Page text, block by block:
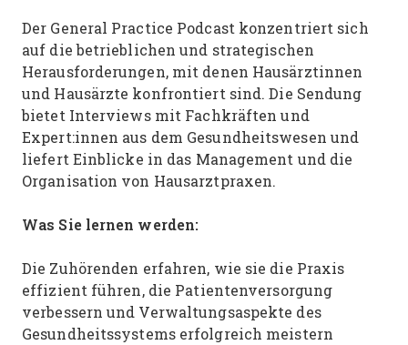
Der General Practice Podcast konzentriert sich
auf die betrieblichen und strategischen
Herausforderungen, mit denen Hausärztinnen
und Hausärzte konfrontiert sind. Die Sendung
bietet Interviews mit Fachkräften und
Expert:innen aus dem Gesundheitswesen und
liefert Einblicke in das Management und die
Organisation von Hausarztpraxen.
Was Sie lernen werden:
Die Zuhörenden erfahren, wie sie die Praxis
effizient führen, die Patientenversorgung
verbessern und Verwaltungsaspekte des
Gesundheitssystems erfolgreich meistern